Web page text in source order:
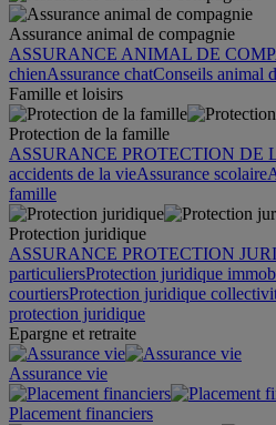
Assurance animal de compagnie
ASSURANCE ANIMAL DE
chienAssurance chatConseils animal
Famille et loisirs
Protection de la famille
ASSURANCE PROTECTION DE
accidents de la vieAssurance scolaire
famille
Protection juridique
ASSURANCE PROTECTION
particuliersProtection juridique
courtiersProtection juridique
protection juridique
Epargne et retraite
Assurance vie
Placement financiers